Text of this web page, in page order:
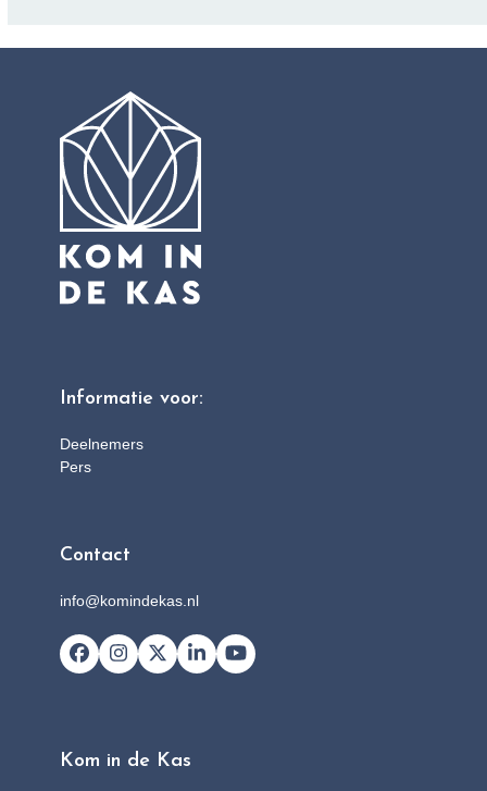
Informatie voor:
Deelnemers
Pers
Contact
info@komindekas.nl
Facebook
Instagram
X LinkedInYouTube
Kom in de Kas